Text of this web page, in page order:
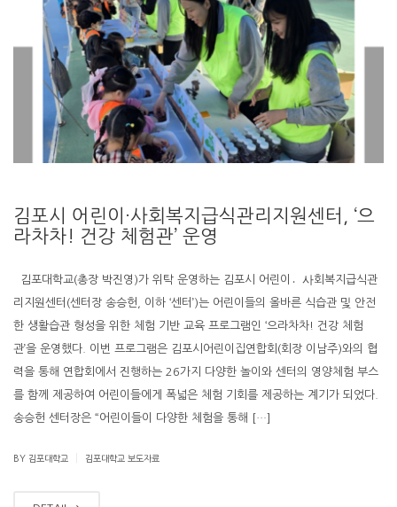
김포시 어린이·사회복지급식관리지원센터, ‘으
라차차! 건강 체험관’ 운영
김포대학교(총장 박진영)가 위탁 운영하는 김포시 어린이사〮회복지급식관
리지원센터(센터장 송승헌, 이하 ‘센터’)는 어린이들의 올바른 식습관 및 안전
한 생활습관 형성을 위한 체험 기반 교육 프로그램인 ‘으라차차! 건강 체험
관’을 운영했다. 이번 프로그램은 김포시어린이집연합회(회장 이남주)와의 협
력을 통해 연합회에서 진행하는 26가지 다양한 놀이와 센터의 영양체험 부스
를 함께 제공하여 어린이들에게 폭넓은 체험 기회를 제공하는 계기가 되었다.
송승헌 센터장은 “어린이들이 다양한 체험을 통해 […]
BY 김포대학교 김포대학교 보도자료